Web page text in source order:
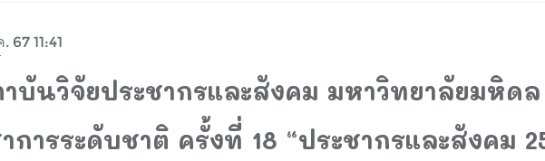
67 11:41
บันวิจัยประชากรและสังคม มหาวิทยาลัยมหิด
การระดับชาติ ครั้งที่ 18 “ประชากรและสังคม